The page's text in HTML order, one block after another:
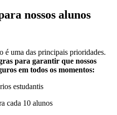
nossos alunos
é uma das principais prioridades.
para garantir que nossos
em todos os momentos:
estudantis
cada 10 alunos